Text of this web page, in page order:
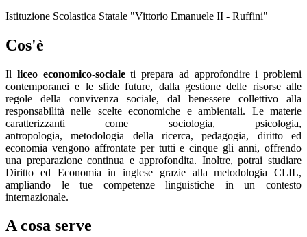
Istituzione Scolastica Statale "Vittorio Emanuele II - Ruffini"
Cos'è
Il liceo economico-socialeti prepara ad approfondire i problemi
contemporanei e le sfide future, dalla gestione delle risorse alle
regole della convivenza sociale, dal benessere collettivo alla
responsabilità nelle scelte economiche e ambientali. Le materie
caratterizzanti come sociologia, psicologia,
antropologia, metodologia della ricerca, pedagogia, diritto ed
economia vengono affrontate per tutti e cinque gli anni, offrendo
una preparazione continua e approfondita. Inoltre, potrai studiare
Diritto ed Economia in inglese grazie alla metodologia CLIL,
ampliando le tue competenze linguistiche in un contesto
internazionale.
A cosa serve